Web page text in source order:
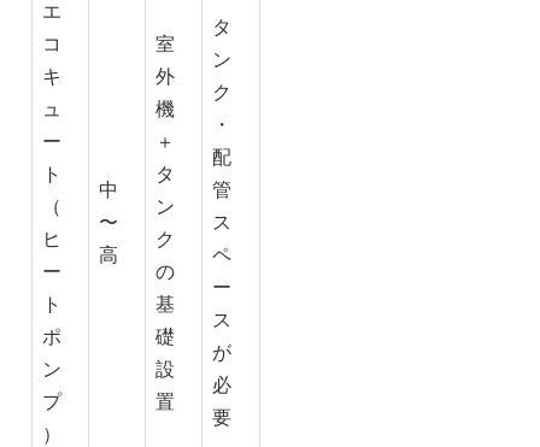
エ
コ
キ
ュ
ー
ト
（
ヒ
ー
ト
ポ
ン
プ
）
中
〜
高
室
外
機
＋
タ
ン
ク
の
基
礎
設
置
タ
ン
ク
・
配
管
ス
ペ
ー
ス
が
必
要